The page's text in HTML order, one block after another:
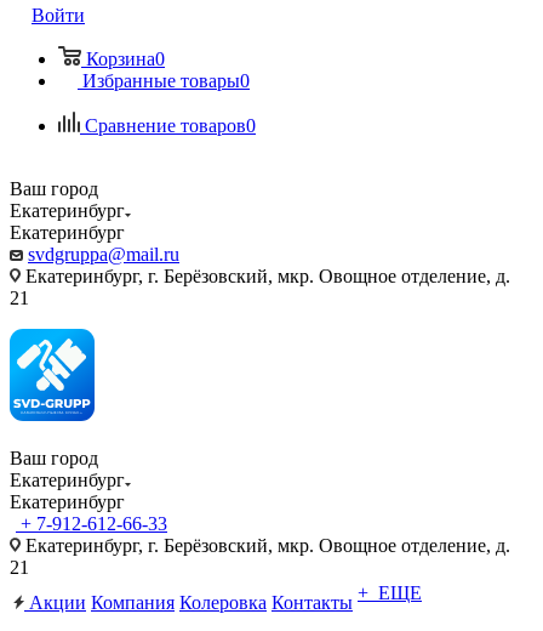
Войти
Корзина0
Избранные товары0
Сравнение товаров0
Ваш город
Екатеринбург
Екатеринбург
svdgruppa@mail.ru
Екатеринбург, г. Берёзовский, мкр. Овощное отделение, д.
21
Ваш город
Екатеринбург
Екатеринбург
+ 7-912-612-66-33
Екатеринбург, г. Берёзовский, мкр. Овощное отделение, д.
21
Акции Компания Колеровка Контакты + ЕЩЕ